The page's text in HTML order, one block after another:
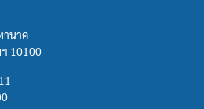
านาค
10100